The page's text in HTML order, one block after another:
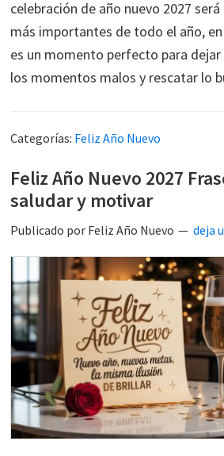
celebración de año nuevo 2027
más importantes de todo el año,
es un momento perfecto para
los momentos malos y rescatar lo
Categorías: Feliz Año Nuevo
Feliz Año Nuevo 2027
saludar y motivar
Publicado por Feliz Año Nuevo deja